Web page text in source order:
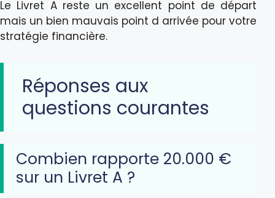
Le Livret A reste un excellent point de départ
mais un bien mauvais point d arrivée pour votre
stratégie financière.
Réponses aux
questions courantes
Combien rapporte 20.000 €
sur un Livret A ?